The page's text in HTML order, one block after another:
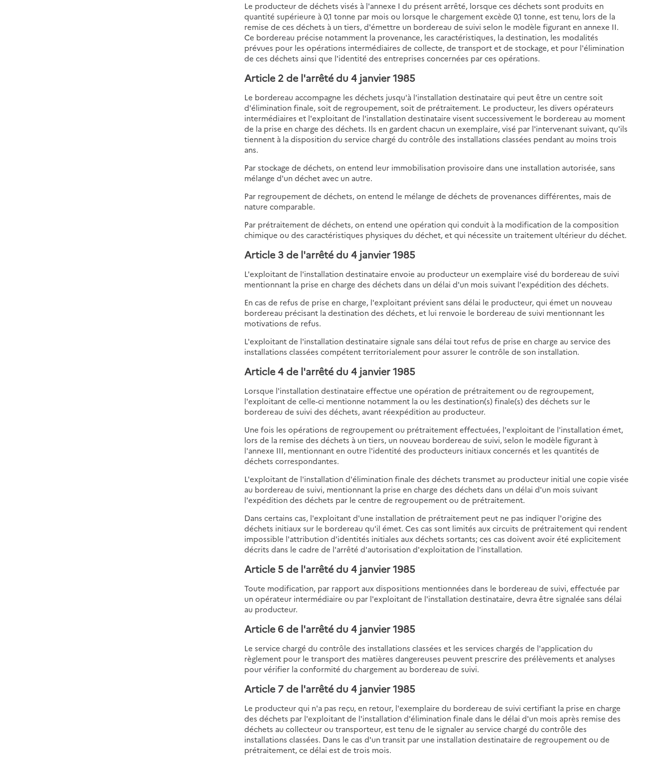
Le producteur de déchets visés à l'annexe I du présent arrêté, lorsque ces déchets sont produits en
quantité supérieure à 0,1 tonne par mois ou lorsque le chargement excède 0,1 tonne, est tenu, lors de la
remise de ces déchets à un tiers, d'émettre un bordereau de suivi selon le modèle figurant en annexe II.
Ce bordereau précise notamment la provenance, les caractéristiques, la destination, les modalités
prévues pour les opérations intermédiaires de collecte, de transport et de stockage, et pour l'élimination
de ces déchets ainsi que l'identité des entreprises concernées par ces opérations.
Article 2 de l'arrêté du 4 janvier 1985
Le bordereau accompagne les déchets jusqu'à l'installation destinataire qui peut être un centre soit
d'élimination finale, soit de regroupement, soit de prétraitement. Le producteur, les divers opérateurs
intermédiaires et l'exploitant de l'installation destinataire visent successivement le bordereau au moment
de la prise en charge des déchets. Ils en gardent chacun un exemplaire, visé par l'intervenant suivant, qu'ils
tiennent à la disposition du service chargé du contrôle des installations classées pendant au moins trois
ans.
Par stockage de déchets, on entend leur immobilisation provisoire dans une installation autorisée, sans
mélange d'un déchet avec un autre.
Par regroupement de déchets, on entend le mélange de déchets de provenances différentes, mais de
nature comparable.
Par prétraitement de déchets, on entend une opération qui conduit à la modification de la composition
chimique ou des caractéristiques physiques du déchet, et qui nécessite un traitement ultérieur du déchet.
Article 3 de l'arrêté du 4 janvier 1985
L'exploitant de l'installation destinataire envoie au producteur un exemplaire visé du bordereau de suivi
mentionnant la prise en charge des déchets dans un délai d'un mois suivant l'expédition des déchets.
En cas de refus de prise en charge, l'exploitant prévient sans délai le producteur, qui émet un nouveau
bordereau précisant la destination des déchets, et lui renvoie le bordereau de suivi mentionnant les
motivations de refus.
L'exploitant de l'installation destinataire signale sans délai tout refus de prise en charge au service des
installations classées compétent territorialement pour assurer le contrôle de son installation.
Article 4 de l'arrêté du 4 janvier 1985
Lorsque l'installation destinataire effectue une opération de prétraitement ou de regroupement,
l'exploitant de celle-ci mentionne notamment la ou les destination(s) finale(s) des déchets sur le
bordereau de suivi des déchets, avant réexpédition au producteur.
Une fois les opérations de regroupement ou prétraitement effectuées, l'exploitant de l'installation émet,
lors de la remise des déchets à un tiers, un nouveau bordereau de suivi, selon le modèle figurant à
l'annexe III, mentionnant en outre l'identité des producteurs initiaux concernés et les quantités de
déchets correspondantes.
L'exploitant de l'installation d'élimination finale des déchets transmet au producteur initial une copie visée
au bordereau de suivi, mentionnant la prise en charge des déchets dans un délai d'un mois suivant
l'expédition des déchets par le centre de regroupement ou de prétraitement.
Dans certains cas, l'exploitant d'une installation de prétraitement peut ne pas indiquer l'origine des
déchets initiaux sur le bordereau qu'il émet. Ces cas sont limités aux circuits de prétraitement qui rendent
impossible l'attribution d'identités initiales aux déchets sortants; ces cas doivent avoir été explicitement
décrits dans le cadre de l'arrêté d'autorisation d'exploitation de l'installation.
Article 5 de l'arrêté du 4 janvier 1985
Toute modification, par rapport aux dispositions mentionnées dans le bordereau de suivi, effectuée par
un opérateur intermédiaire ou par l'exploitant de l'installation destinataire, devra être signalée sans délai
au producteur.
Article 6 de l'arrêté du 4 janvier 1985
Le service chargé du contrôle des installations classées et les services chargés de l'application du
règlement pour le transport des matières dangereuses peuvent prescrire des prélèvements et analyses
pour vérifier la conformité du chargement au bordereau de suivi.
Article 7 de l'arrêté du 4 janvier 1985
Le producteur qui n'a pas reçu, en retour, l'exemplaire du bordereau de suivi certifiant la prise en charge
des déchets par l'exploitant de l'installation d'élimination finale dans le délai d'un mois après remise des
déchets au collecteur ou transporteur, est tenu de le signaler au service chargé du contrôle des
installations classées. Dans le cas d'un transit par une installation destinataire de regroupement ou de
prétraitement, ce délai est de trois mois.